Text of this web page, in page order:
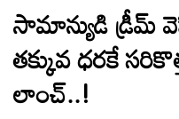
LIVE
తాజా
సామాన్యుడి డ్రీమ్
తక్కువ ధరకే
లాంచ్..!